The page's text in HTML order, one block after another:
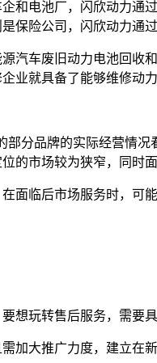
和电池厂，闪欣动力通
保险公司，闪欣动力通
汽车废旧动力电池回
业就具备了能够维修动
部分品牌的实际经营情
的市场较为狭窄，同时
面临后市场服务时，可
想玩转售后服务，需要具
加大推广力度，建立在